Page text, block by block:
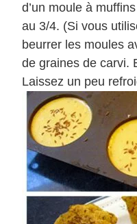
d’un moule à
au 3/4. (Si vous
beurrer les moules
de graines de carvi.
Laissez un peu